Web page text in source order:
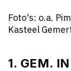
Foto's: o.a.
Kasteel
1. GEM.